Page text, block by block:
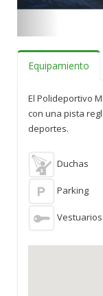
Equipamiento
El Polideportivo
con una pista
deportes.
Duchas
Parking